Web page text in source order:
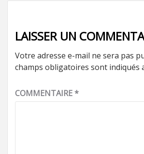
LAISSER UN
Votre adresse e-mail ne sera pas
champs obligatoires sont indiqués
COMMENTAIRE*